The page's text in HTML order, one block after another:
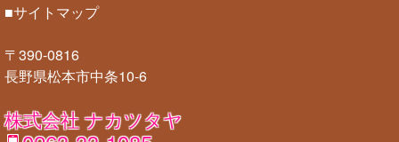
■サイトマップ
〒390-0816
長野県松本市中条10-6
株式会社 ナカツタヤ